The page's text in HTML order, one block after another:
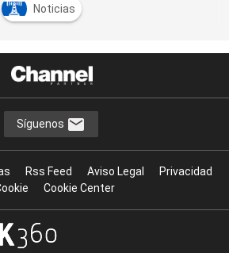
Noticias
Síguenos
Rss Feed Aviso Legal
Privacidad
Cookie Center